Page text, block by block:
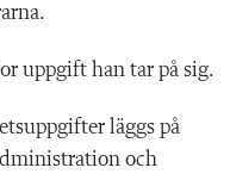
uppgift han tar på sig.
läggs på
och